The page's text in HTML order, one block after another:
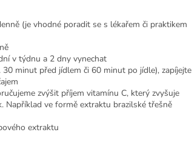
(je vhodné poradit se s lékařem či praktikem
v týdnu a 2 dny vynechat
30 minut před jídlem či 60 minut po jídle), zapíjejte
zvýšit příjem vitamínu C, který zvyšuje
Například ve formě extraktu brazilské třešně
extraktu